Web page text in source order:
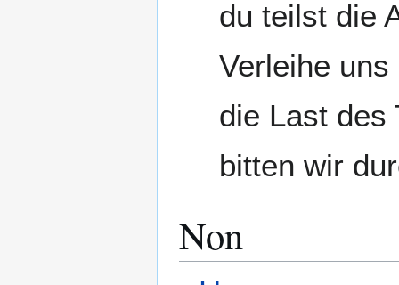
du teilst die
Verleihe
die Last des
bitten wir
Non